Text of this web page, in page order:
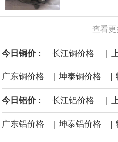
美国国会预算办公室（
计划建造的15艘核动力“特
到采购的总费用可能高达
面战舰项目之一。 根据
后续14艘平均每艘约180亿
黄金价格有望录得自今年1
查看更
今日铜价 : 长江铜价格 |
广东铜价格 | 坤泰铜价格 |
今日铝价 : 长江铝价格
广东铝价格 | 坤泰铝价格 |